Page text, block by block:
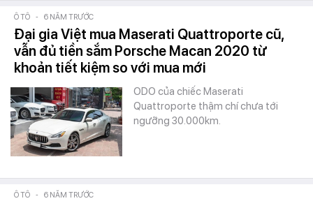
Ô TÔ - 6 NĂM TRƯỚC
Đại gia Việt mua Maserati Quattroporte cũ,
vẫn đủ tiền sắm Porsche Macan 2020 từ
khoản tiết kiệm so với mua mới
ODO của chiếc Maserati
Quattroporte thậm chí chưa tới
ngưỡng 30.000km.
Ô TÔ - 6 NĂM TRƯỚC